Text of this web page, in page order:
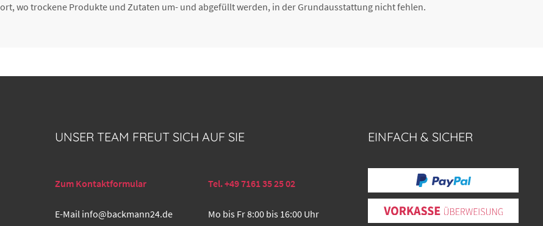
wo trockene Produkte und Zutaten um- und abgefüllt werden, in der Grundausstattung nicht fehlen.
UNSER TEAM FREUT SICH AUF SIE
Zum Kontaktformular Tel. +49 7161 35 25 02
E-Mail info@backmann24.de Mo bis Fr 8:00 bis 16:00 Uhr
EINFACH & SICHER